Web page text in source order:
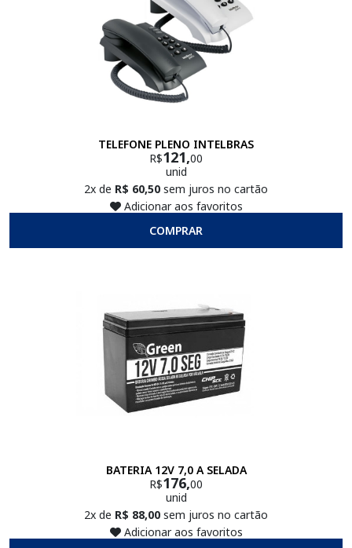
TELEFONE PLENO INTELBRAS
R$121,00
unid
2x de R$ 60,50 sem juros no cartão
Adicionar aos favoritos
COMPRAR
BATERIA 12V 7,0 A SELADA
R$176,00
unid
2x de R$ 88,00 sem juros no cartão
Adicionar aos favoritos